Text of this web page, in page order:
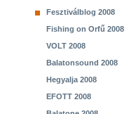
Fesztiválblog 2008
Fishing on Orfű 2008
VOLT 2008
Balatonsound 2008
Hegyalja 2008
EFOTT 2008